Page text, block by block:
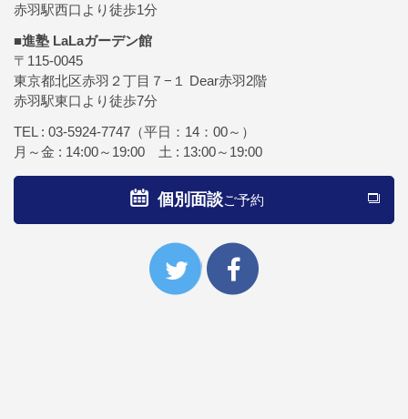
赤羽駅西口より徒歩1分
■進塾 LaLaガーデン館
〒115-0045
東京都北区赤羽２丁目７−１ Dear赤羽2階
赤羽駅東口より徒歩7分
TEL : 03-5924-7747 （平日：14：00～）
月～金 : 14:00～19:00 土 : 13:00～19:00
個別面談ご予約